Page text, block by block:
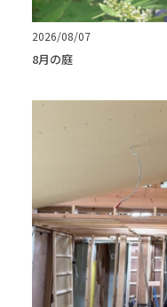
2026/08/07
8月の庭